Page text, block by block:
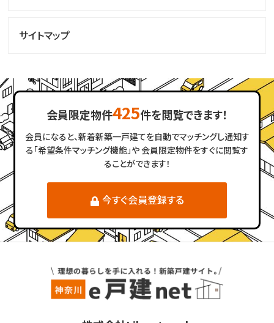
サイトマップ
会員限定物件425件を閲覧できます！
会員になると、新着新築一戸建てを自動でマッチングし通知す
る「希望条件マッチング機能」や会員限定物件をすぐに閲覧す
ることができます！
今すぐ会員登録する